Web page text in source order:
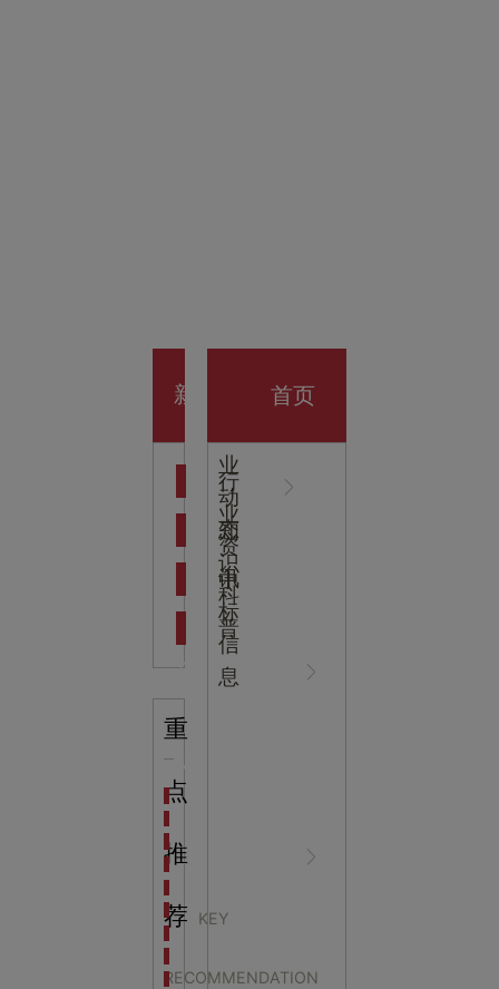
开业大
吉
新
心
NEWS
CENTER
业
动
态
行
业
资
讯
知
识
科
普
中
标
信
息
重
点
推
荐 KEY
RECOMMENDATION
海洋馆设计建设方案：展示内容和互动体验设计
非遗文化展厅设计要点：展厅布局策展技巧和创新元
航空航天科技馆设计思路：如何设计促进公众的兴趣
目前科技馆的展示内容主要包含哪些几个方面？
首页